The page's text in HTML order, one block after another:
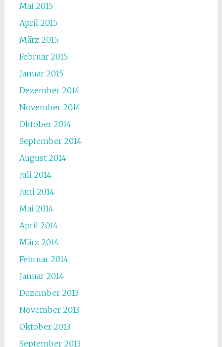
Mai 2015
April 2015
März 2015
Februar 2015
Januar 2015
Dezember 2014
November 2014
Oktober 2014
September 2014
August 2014
Juli 2014
Juni 2014
Mai 2014
April 2014
März 2014
Februar 2014
Januar 2014
Dezember 2013
November 2013
Oktober 2013
September 2013